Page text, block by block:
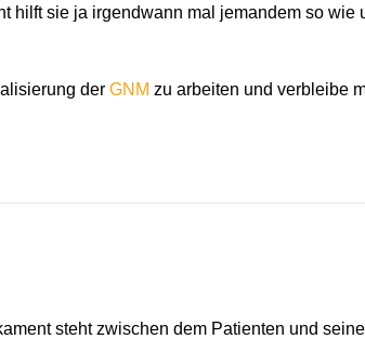
hilft sie ja irgendwann mal jemandem so wie
der GNM zu arbeiten und verbleibe
steht zwischen dem Patienten und